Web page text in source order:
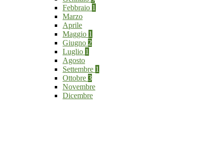
Febbraio 1
Marzo
Aprile
Maggio 1
Giugno 2
Luglio 1
Agosto
Settembre 1
Ottobre 3
Novembre
Dicembre